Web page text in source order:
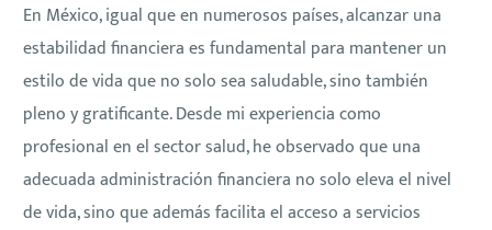
En México, igual que en numerosos países, alcanzar una
estabilidad financiera es fundamental para mantener un
estilo de vida que no solo sea saludable, sino también
pleno y gratificante. Desde mi experiencia como
profesional en el sector salud, he observado que una
adecuada administración financiera no solo eleva el nivel
de vida, sino que además facilita el acceso a servicios